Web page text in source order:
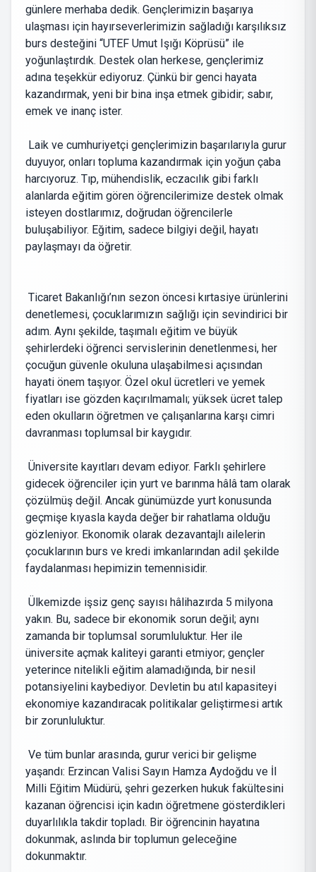
günlere merhaba dedik. Gençlerimizin başarıya
ulaşması için hayırseverlerimizin sağladığı karşılıksız
burs desteğini “UTEF Umut Işığı Köprüsü” ile
yoğunlaştırdık. Destek olan herkese, gençlerimiz
adına teşekkür ediyoruz. Çünkü bir genci hayata
kazandırmak, yeni bir bina inşa etmek gibidir; sabır,
emek ve inanç ister.
Laik ve cumhuriyetçi gençlerimizin başarılarıyla gurur
duyuyor, onları topluma kazandırmak için yoğun çaba
harcıyoruz. Tıp, mühendislik, eczacılık gibi farklı
alanlarda eğitim gören öğrencilerimize destek olmak
isteyen dostlarımız, doğrudan öğrencilerle
buluşabiliyor. Eğitim, sadece bilgiyi değil, hayatı
paylaşmayı da öğretir.
Ticaret Bakanlığı’nın sezon öncesi kırtasiye ürünlerini
denetlemesi, çocuklarımızın sağlığı için sevindirici bir
adım. Aynı şekilde, taşımalı eğitim ve büyük
şehirlerdeki öğrenci servislerinin denetlenmesi, her
çocuğun güvenle okuluna ulaşabilmesi açısından
hayati önem taşıyor. Özel okul ücretleri ve yemek
fiyatları ise gözden kaçırılmamalı; yüksek ücret talep
eden okulların öğretmen ve çalışanlarına karşı cimri
davranması toplumsal bir kaygıdır.
Üniversite kayıtları devam ediyor. Farklı şehirlere
gidecek öğrenciler için yurt ve barınma hâlâ tam olarak
çözülmüş değil. Ancak günümüzde yurt konusunda
geçmişe kıyasla kayda değer bir rahatlama olduğu
gözleniyor. Ekonomik olarak dezavantajlı ailelerin
çocuklarının burs ve kredi imkanlarından adil şekilde
faydalanması hepimizin temennisidir.
Ülkemizde işsiz genç sayısı hâlihazırda 5 milyona
yakın. Bu, sadece bir ekonomik sorun değil; aynı
zamanda bir toplumsal sorumluluktur. Her ile
üniversite açmak kaliteyi garanti etmiyor; gençler
yeterince nitelikli eğitim alamadığında, bir nesil
potansiyelini kaybediyor. Devletin bu atıl kapasiteyi
ekonomiye kazandıracak politikalar geliştirmesi artık
bir zorunluluktur.
Ve tüm bunlar arasında, gurur verici bir gelişme
yaşandı: Erzincan Valisi Sayın Hamza Aydoğdu ve İl
Milli Eğitim Müdürü, şehri gezerken hukuk fakültesini
kazanan öğrencisi için kadın öğretmene gösterdikleri
duyarlılıkla takdir topladı. Bir öğrencinin hayatına
dokunmak, aslında bir toplumun geleceğine
dokunmaktır.